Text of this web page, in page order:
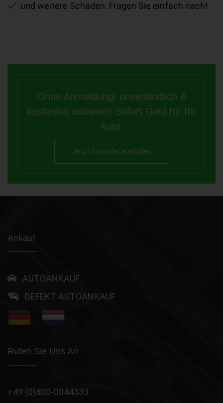
und weitere Schäden. Fragen Sie einfach nach!
Ohne Anmeldung! unverbindlich &
kostenlos anbieten! Sofort Geld für Ihr
Auto.
Jetzt Formular ausfüllen
Ankauf
AUTOANKAUF
DEFEKT AUTOANKAUF
Rufen Sie Uns An
+49 (0)800-0044333